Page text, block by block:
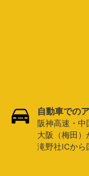
自動車での
阪神高速・中
大阪（梅田
滝野社ICから